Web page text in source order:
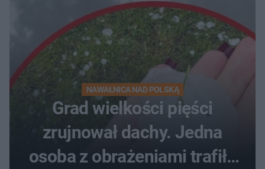
NAWAŁNICA NAD POLSKĄ
Grad wielkości pięści
zrujnował dachy. Jedna
osoba z obrażeniami trafiła